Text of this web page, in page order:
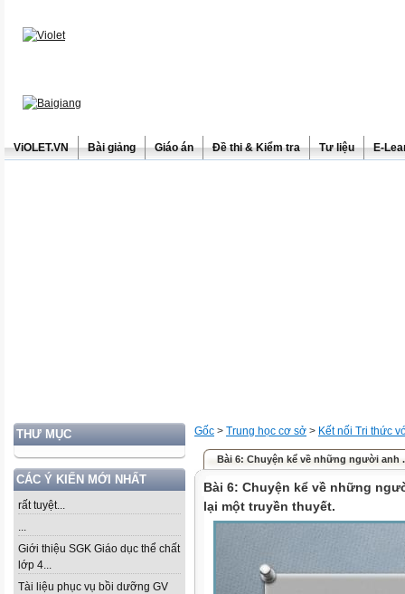
ViOLET.VN Bài giảng Giáo án Đề thi & Kiểm tra Tư liệu E-
THƯ MỤC
CÁC Ý KIẾN MỚI NHẤT
rất tuyệt...
...
Giới thiệu SGK Giáo dục thể chất
lớp 4...
Tài liệu phục vụ bồi dưỡng GV
Gốc > Trung học cơ sở > Kết nối Tri thức
Bài 6: Chuyện kể về những người anh
Bài 6: Chuyện kể về những
lại một truyền thuyết.